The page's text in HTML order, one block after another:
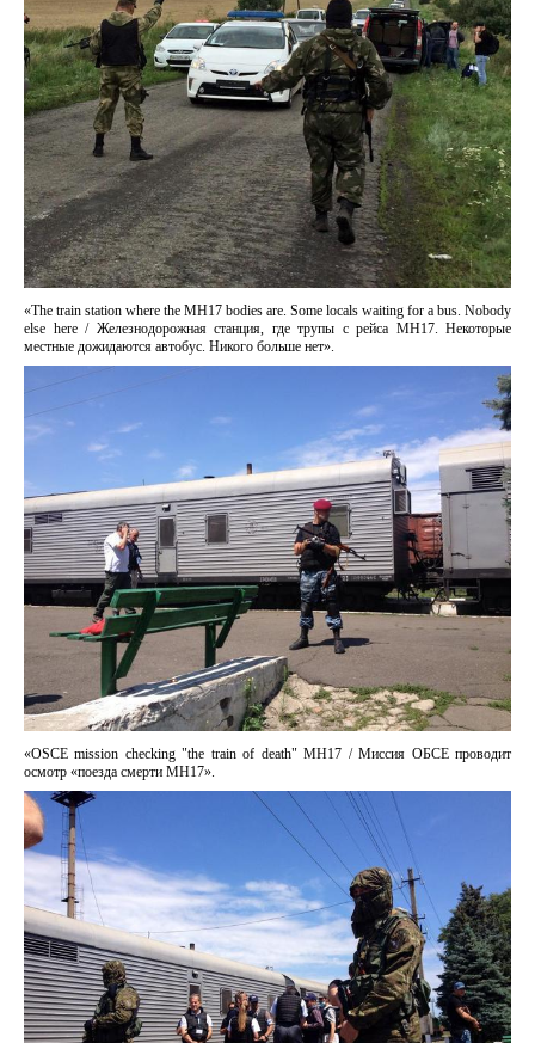
«The train station where the MH17 bodies are. Some locals waiting for a bus. Nobody
else here / Железнодорожная станция, где трупы с рейса МН17. Некоторые
местные дожидаются автобус. Никого больше нет».
«OSCE mission checking "the train of death" MH17 / Миссия ОБСЕ проводит
осмотр «поезда смерти МН17».